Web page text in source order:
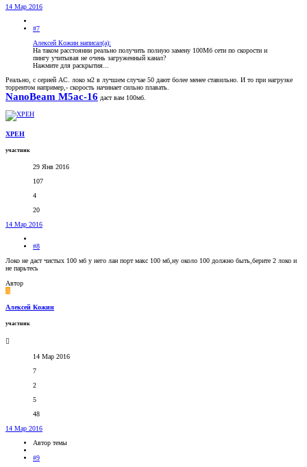
14 Мар 2016
#7
Алексей Кожин написал(а):
На таком расстоянии реально получить полную замену 100Мб сети по скорости и
пингу учитывая не очень загруженный канал?
Нажмите для раскрытия...
Реально, с серией AC. локо м2 в лучшем случае 50 дают более менее ставильно. И то при нагрузке
торрентом например,- скорость начинает сильно плавать.
NanoBeam M5ac-16 даст вам 100мб.
XPEH
участник
29 Янв 2016
107
4
20
14 Мар 2016
#8
Локо не даст чистых 100 мб у него лан порт макс 100 мб,ну около 100 должно быть,берите 2 локо и
не парьтесь
Автор
А
Алексей Кожин
участник
14 Мар 2016
7
2
5
48
14 Мар 2016
Автор темы
#9